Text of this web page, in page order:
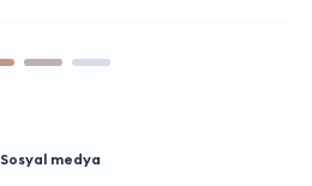
Sosyal medya